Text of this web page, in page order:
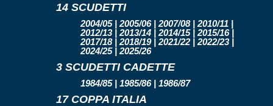
14 SCUDETTI
2004/05 | 2005/06 | 2007/08 | 2010/11 |
2012/13 | 2013/14 | 2014/15 | 2015/16 |
2017/18 | 2018/19 | 2021/22 | 2022/23 |
2024/25 | 2025/26
3 SCUDETTI CADETTE
1984/85 | 1985/86 | 1986/87
17 COPPA ITALIA